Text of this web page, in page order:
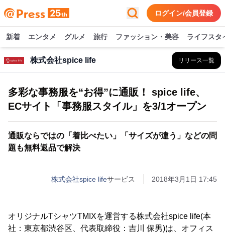
ログイン/会員登録
新着 エンタメ グルメ 旅行 ファッション・美容 ライフスタ
株式会社spice life リリース一覧
多彩な事務服を“お得”に通販！ spice life、
ECサイト「事務服スタイル」を3/1オープン
通販ならではの「着比べたい」「サイズが違う」などの問
題も無料返品で解決
株式会社spice lifeサービス 2018年3月1日 17:45
オリジナルTシャツTMIXを運営する株式会社spice life(本
社：東京都渋谷区、代表取締役：吉川 保男)は、オフィス